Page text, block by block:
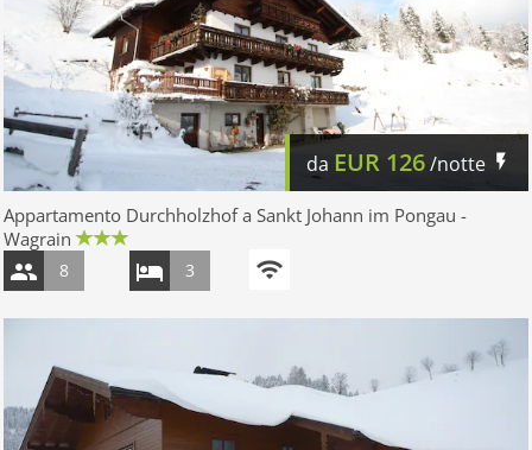
da EUR 126/notte
Appartamento Durchholzhof a Sankt Johann im Pongau -
Wagrain
8 3